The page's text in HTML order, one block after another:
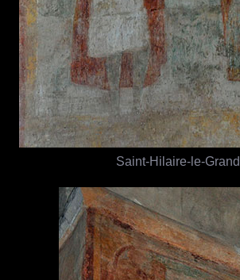
Saint-Hilaire-le-Grand